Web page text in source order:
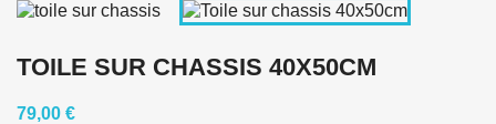
TOILE SUR CHASSIS 40X50CM
79,00 €